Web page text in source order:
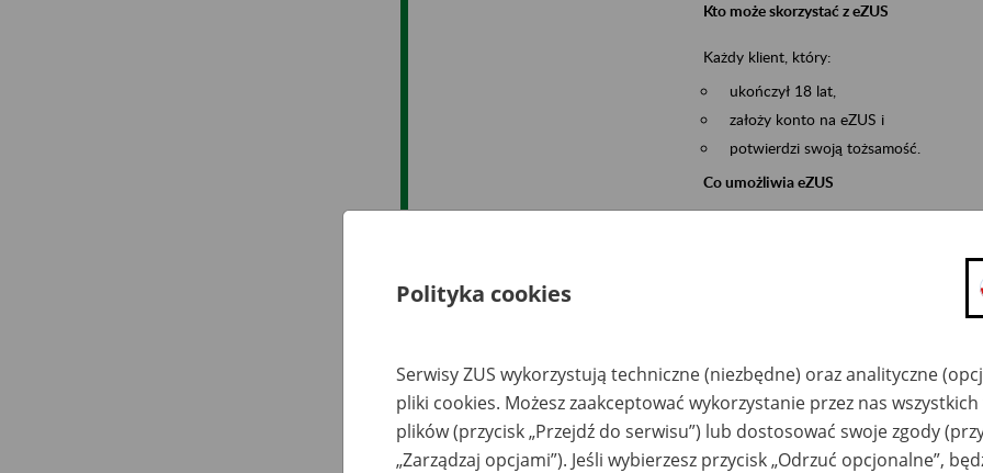
Kto może skorzystać z eZUS
Każdy klient, który:
ukończył 18 lat,
założy konto na eZUS i
potwierdzi swoją tożsamość.
Co umożliwia eZUS
wgląd do danych zgromadzonych w
składanie wniosków i otrzymywanie
zadawanie pytań i otrzymywanie
Jeśli jesteś osobą ubezpieczoną (np.
możesz sprawdzić swoje dane
masz dostęp do informacji o stanie
masz dostęp do informacji o
Polityka cookies
Serwisy ZUS wykorzystują techniczne (niezbędne) oraz analityczne
pliki cookies. Możesz zaakceptować wykorzystanie przez nas
plików (przycisk „Przejdź do serwisu”) lub dostosować swoje zgody
„Zarządzaj opcjami”). Jeśli wybierzesz przycisk „Odrzuć opcjonalne”,